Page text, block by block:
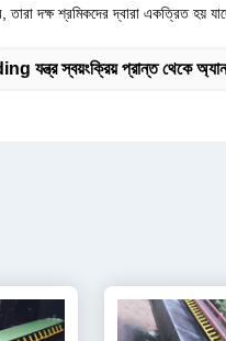
তারা দক্ষ শ্রমিকদের দ্বারা একত্রিত হয়
যন্ত্র স্বয়ংক্রিয় প্রান্ত থেকে